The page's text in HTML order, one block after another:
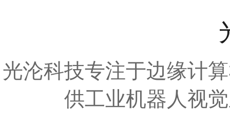
光沦科技专注于边缘计
供工业机器人视